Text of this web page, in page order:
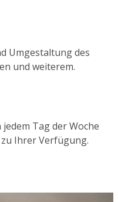
Umgestaltung des
und weiterem.
Tag der Woche
Ihrer Verfügung.